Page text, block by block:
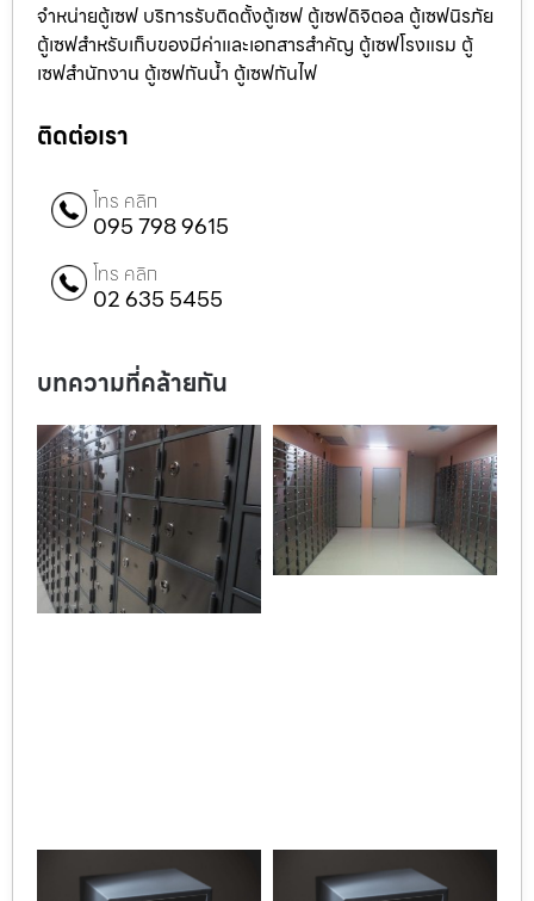
จำหน่ายตู้เซฟ บริการรับติดตั้งตู้เซฟ ตู้เซฟดิจิตอล ตู้เซฟนิรภัย
ตู้เซฟสำหรับเก็บของมีค่าและเอกสารสำคัญ ตู้เซฟโรงแรม ตู้
เซฟสำนักงาน ตู้เซฟกันน้ำ ตู้เซฟกันไฟ
ติดต่อเรา
โทร คลิก
095 798 9615
โทร คลิก
02 635 5455
บทความที่คล้ายกัน